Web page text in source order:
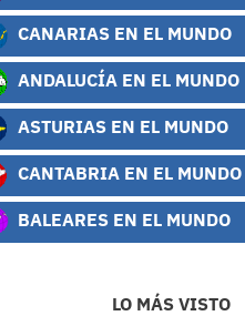
CANARIAS EN EL MUNDO
ANDALUCÍA EN EL MUNDO
ASTURIAS EN EL MUNDO
CANTABRIA EN EL MUNDO
BALEARES EN EL MUNDO
LO MÁS VISTO